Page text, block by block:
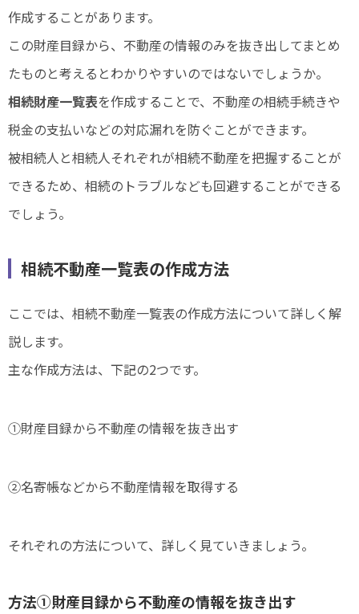
作成することがあります。
この財産目録から、不動産の情報のみを抜き出してまとめ
たものと考えるとわかりやすいのではないでしょうか。
相続財産一覧表を作成することで、不動産の相続手続きや
税金の支払いなどの対応漏れを防ぐことができます。
被相続人と相続人それぞれが相続不動産を把握することが
できるため、相続のトラブルなども回避することができる
でしょう。
相続不動産一覧表の作成方法
ここでは、相続不動産一覧表の作成方法について詳しく解
説します。
主な作成方法は、下記の2つです。
①財産目録から不動産の情報を抜き出す
②名寄帳などから不動産情報を取得する
それぞれの方法について、詳しく見ていきましょう。
方法①財産目録から不動産の情報を抜き出す